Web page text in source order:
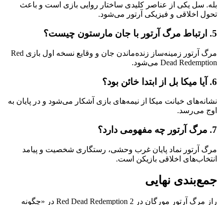
بله. سل یکی از عناصر کلیدی ساختار روایی بازی است و باعث
تحول اخلاقی و فیزیکی آرتور می‌شود.
5. ارتباط مرگ آرتور با جان مارستون چیست؟
مرگ آرتور زمینه‌ساز زنده‌ماندن جان و وقایع نسخه اول بازی Red
Dead Redemption می‌شود.
6. آیا میکا بل از ابتدا خائن بود؟
نشانه‌های خیانت میکا از نیمه‌های بازی آشکار می‌شود و در پایان به
اوج می‌رسد.
7. مرگ آرتور چه مفهومی دارد؟
مرگ آرتور نماد پایان غرب وحشی، رستگاری شخصیت و پیامد
انتخاب‌های اخلاقی بازیکن است.
جمع‌بندی نهایی
راز مرگ آرتور مورگان در Red Dead Redemption 2 در «چگونه